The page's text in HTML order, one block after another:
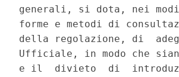
generali, si dota, nei
forme e metodi di
della regolazione, di
Ufficiale, in modo che
e il  divieto  di